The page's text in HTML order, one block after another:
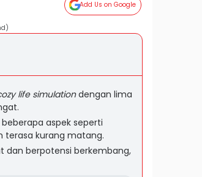
Add Us on Google
life simulationdengan lima
aspek seperti
terasa kurang matang.
dan berpotensi berkembang,